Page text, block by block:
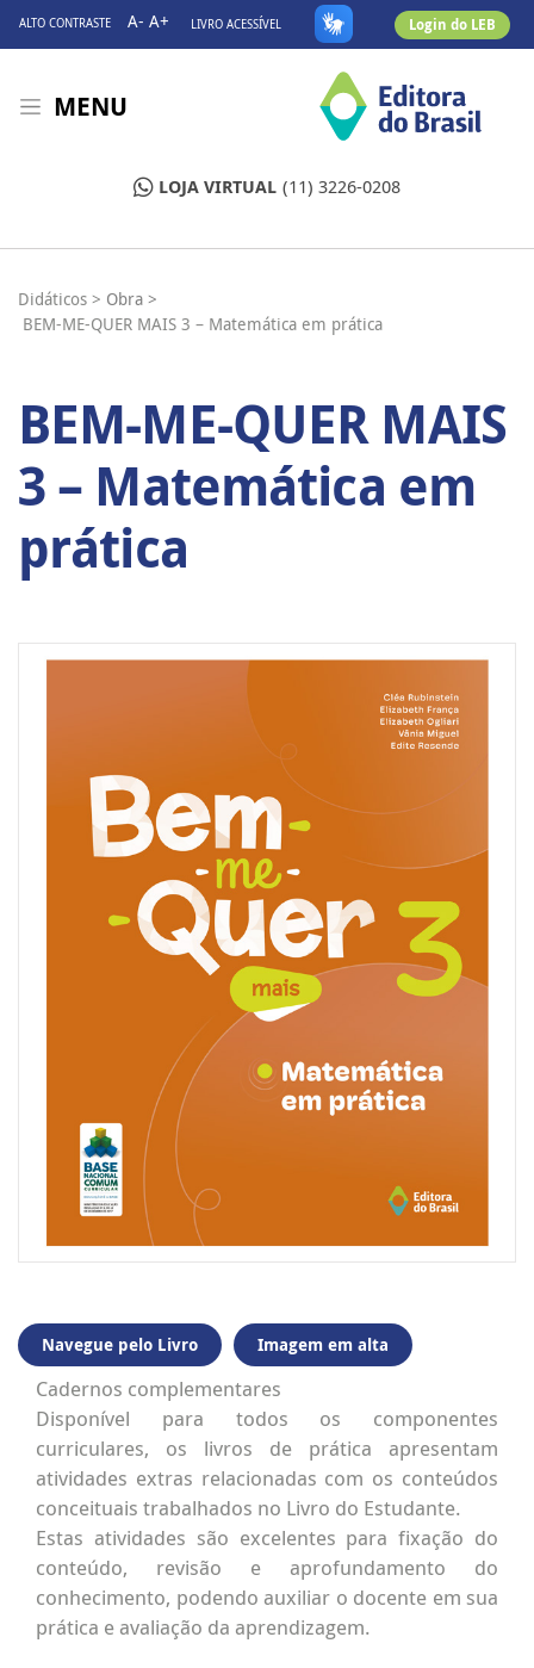
ALTO CONTRASTE A- A+ LIVRO ACESSÍVEL Login do LEB
MENU
LOJA VIRTUAL (11) 3226-0208
Didáticos > Obra >
BEM-ME-QUER MAIS 3 – Matemática em prática
BEM-ME-QUER MAIS
3 – Matemática em
prática
Navegue pelo Livro Imagem em alta
Cadernos complementares
Disponível para todos os componentes
curriculares, os livros de prática apresentam
atividades extras relacionadas com os conteúdos
conceituais trabalhados no Livro do Estudante.
Estas atividades são excelentes para fixação do
conteúdo, revisão e aprofundamento do
conhecimento, podendo auxiliar o docente em sua
prática e avaliação da aprendizagem.